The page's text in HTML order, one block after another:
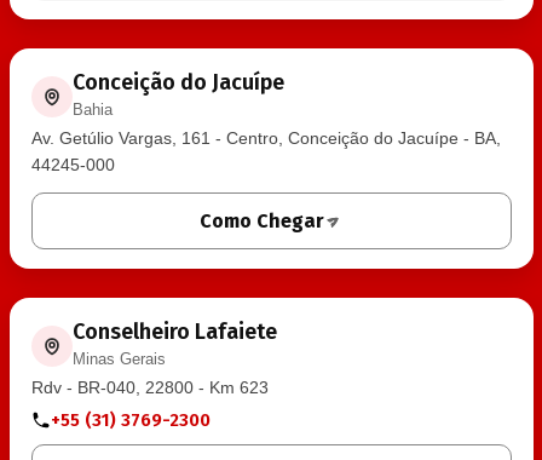
Conceição do Jacuípe
Bahia
Av. Getúlio Vargas, 161 - Centro, Conceição do Jacuípe - BA,
44245-000
Como Chegar
Conselheiro Lafaiete
Minas Gerais
Rdv - BR-040, 22800 - Km 623
+55 (31) 3769-2300